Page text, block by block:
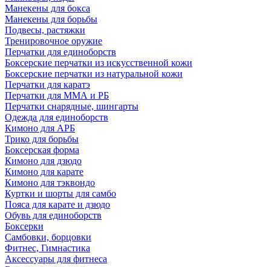
Манекены для бокса
Манекены для борьбы
Подвесы, растяжки
Тренировочное оружие
Перчатки для единоборств
Боксерские перчатки из искусственной кожи
Боксерские перчатки из натуральной кожи
Перчатки для каратэ
Перчатки для ММА и РБ
Перчатки снарядные, шингарты
Одежда для единоборств
Кимоно для АРБ
Трико для борьбы
Боксерская форма
Кимоно для дзюдо
Кимоно для карате
Кимоно для тэквондо
Куртки и шорты для самбо
Пояса для карате и дзюдо
Обувь для единоборств
Боксерки
Самбовки, борцовки
Фитнес, Гимнастика
Аксессуары для фитнеса